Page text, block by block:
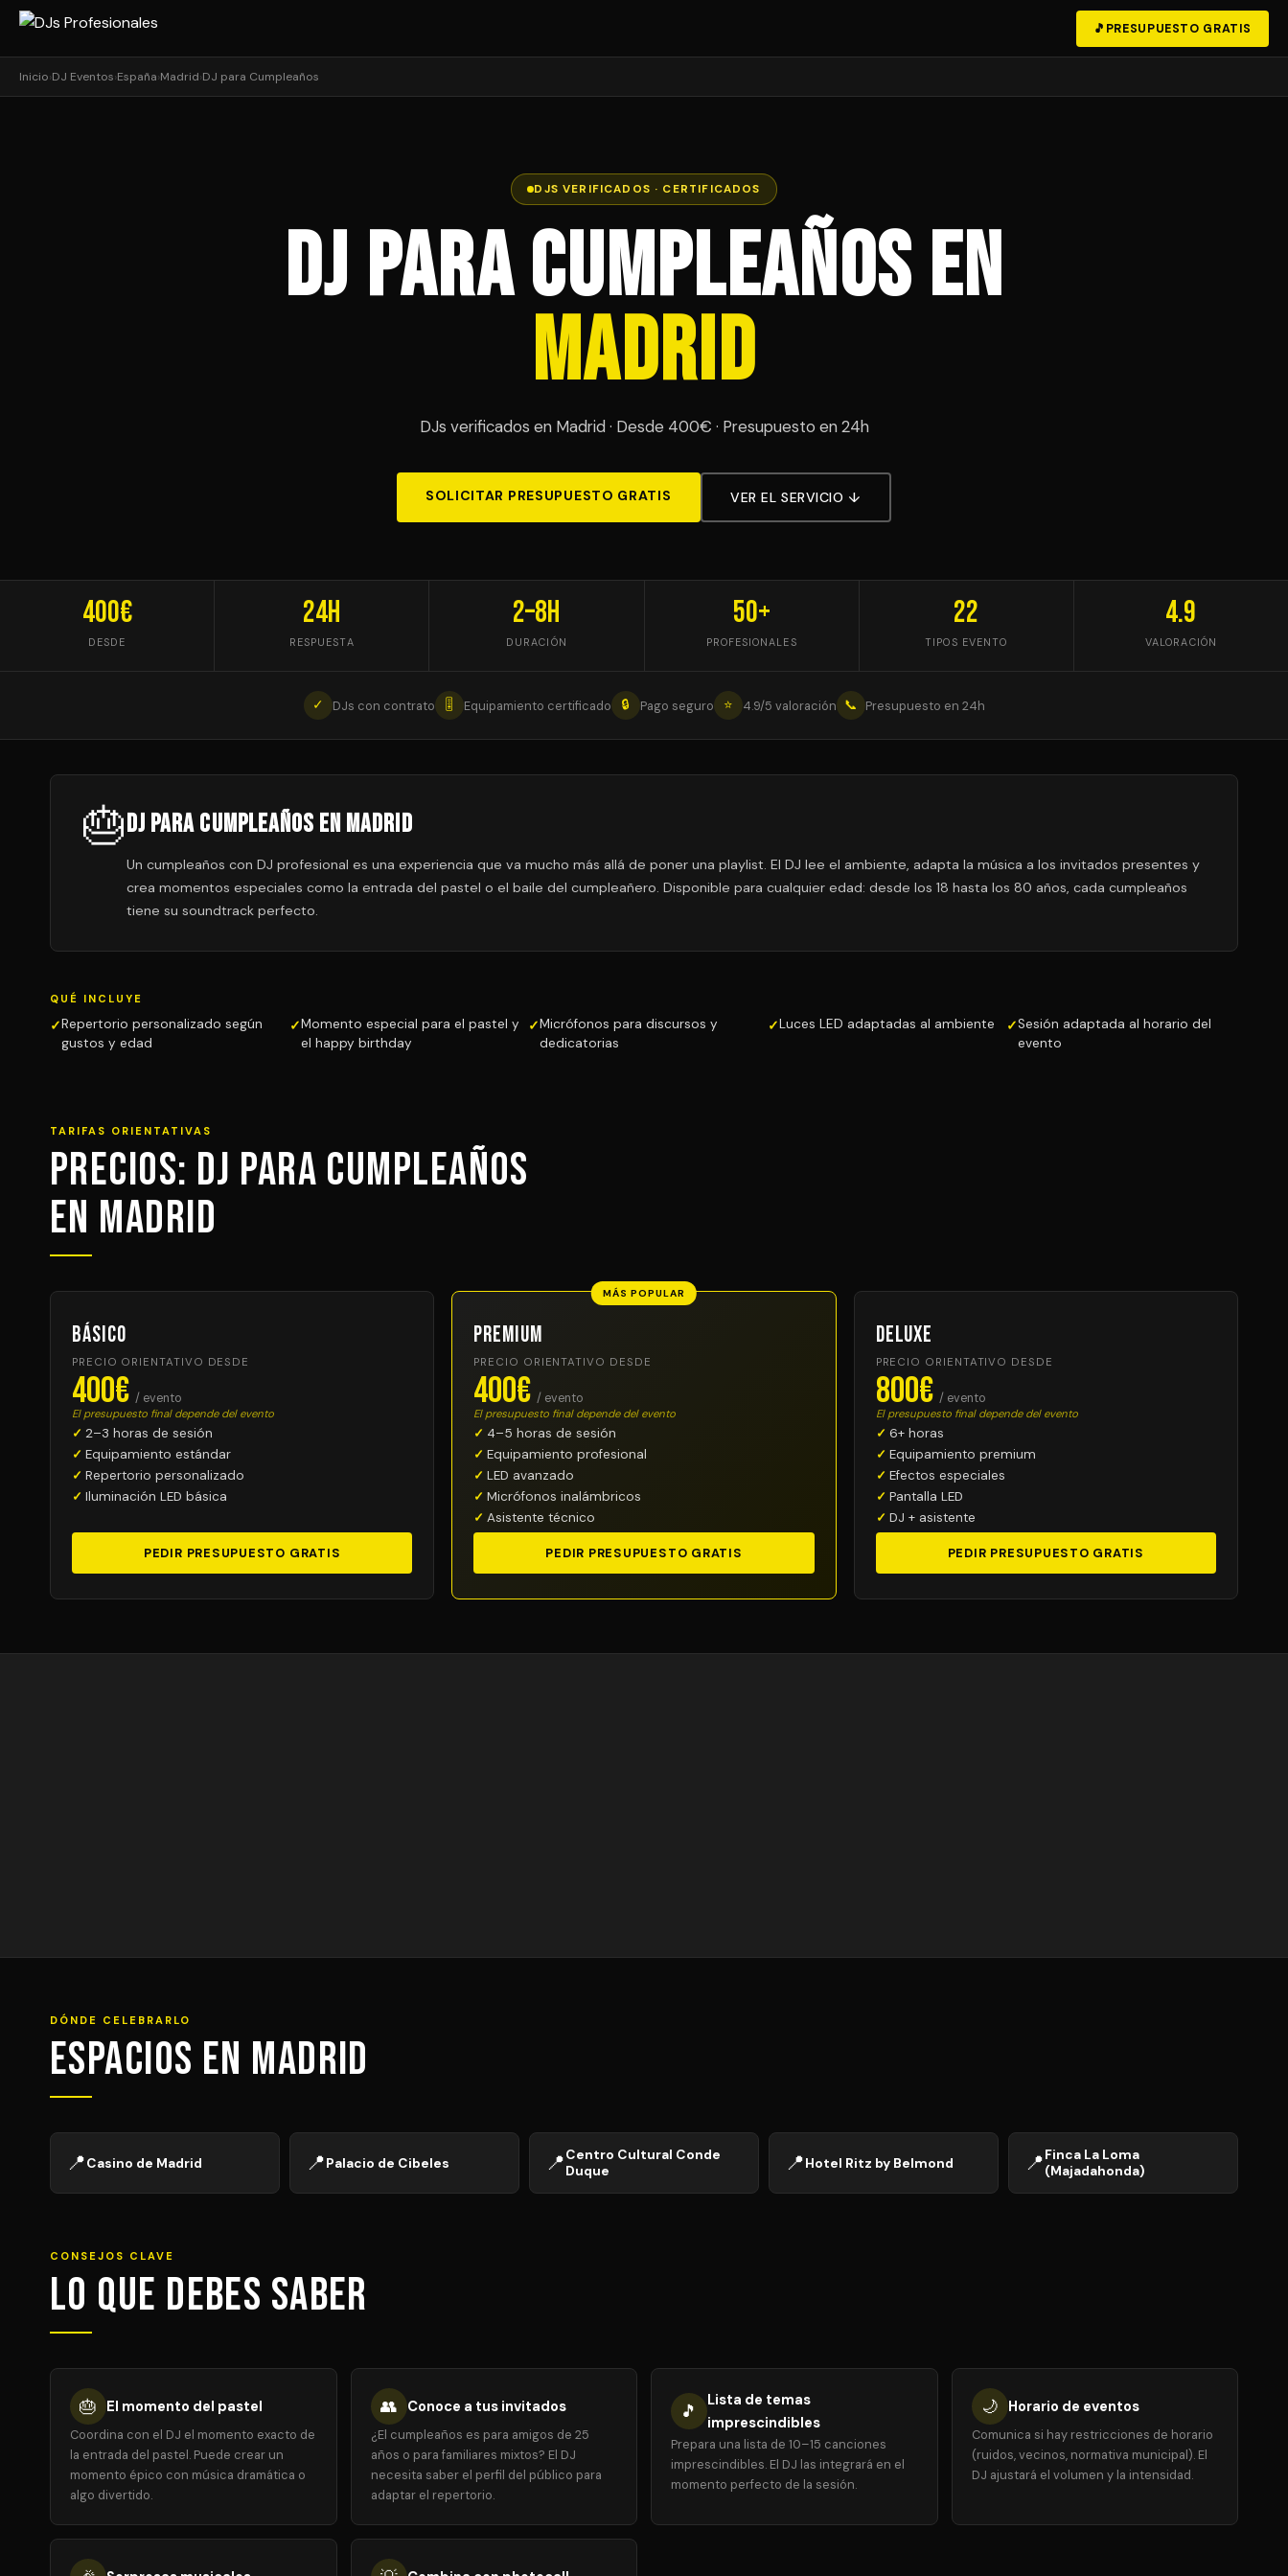
🎵 PRESUPUESTO GRATIS
Inicio›DJ Eventos›España›Madrid›DJ para Cumpleaños
DJS VERIFICADOS · CERTIFICADOS
DJ para Cumpleaños en
Madrid
DJs verificados en Madrid · Desde 400€ · Presupuesto en 24h
SOLICITAR PRESUPUESTO GRATIS VER EL SERVICIO ↓
400€
DESDE
24h
RESPUESTA
2–8h
DURACIÓN
50+
PROFESIONALES
22
TIPOS EVENTO
4.9
VALORACIÓN
✓ DJs con contrato 🎚 Equipamiento certificado 🔒 Pago seguro ⭐ 4.9/5 valoración 📞 Presupuesto en 24h
🎂DJ para Cumpleaños en Madrid
Un cumpleaños con DJ profesional es una experiencia que va mucho más allá de poner una playlist. El DJ lee el ambiente, adapta la música a los invitados presentes y
crea momentos especiales como la entrada del pastel o el baile del cumpleañero. Disponible para cualquier edad: desde los 18 hasta los 80 años, cada cumpleaños
tiene su soundtrack perfecto.
QUÉ INCLUYE
Repertorio personalizado según
gustos y edad
Momento especial para el pastel y
el happy birthday
Micrófonos para discursos y
dedicatorias
Luces LED adaptadas al ambiente
Sesión adaptada al horario del
evento
TARIFAS ORIENTATIVAS
Precios: DJ para Cumpleaños
en Madrid
Básico
PRECIO ORIENTATIVO DESDE
400€ / evento
El presupuesto final depende del evento
2–3 horas de sesión
Equipamiento estándar
Repertorio personalizado
Iluminación LED básica
PEDIR PRESUPUESTO GRATIS
MÁS POPULAR
Premium
PRECIO ORIENTATIVO DESDE
400€/ evento
El presupuesto final depende del evento
4–5 horas de sesión
Equipamiento profesional
LED avanzado
Micrófonos inalámbricos
Asistente técnico
PEDIR PRESUPUESTO GRATIS
Deluxe
PRECIO ORIENTATIVO DESDE
800€ / evento
El presupuesto final depende del evento
6+ horas
Equipamiento premium
Efectos especiales
Pantalla LED
DJ + asistente
PEDIR PRESUPUESTO GRATIS
DÓNDE CELEBRARLO
Espacios en Madrid
📍Casino de Madrid 📍Palacio de Cibeles 📍Centro Cultural Conde
Duque
📍Hotel Ritz by Belmond 📍Finca La Loma
(Majadahonda)
CONSEJOS CLAVE
Lo que debes saber
🎂 El momento del pastel
Coordina con el DJ el momento exacto de
la entrada del pastel. Puede crear un
momento épico con música dramática o
algo divertido.
👥 Conoce a tus invitados
¿El cumpleaños es para amigos de 25
años o para familiares mixtos? El DJ
necesita saber el perfil del público para
adaptar el repertorio.
🎵
Lista de temas
imprescindibles
Prepara una lista de 10–15 canciones
imprescindibles. El DJ las integrará en el
momento perfecto de la sesión.
🌙 Horario de eventos
Comunica si hay restricciones de horario
(ruidos, vecinos, normativa municipal). El
DJ ajustará el volumen y la intensidad.